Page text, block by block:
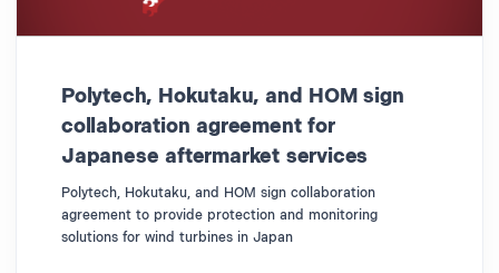
Polytech, Hokutaku, and HOM sign
collaboration agreement for
Japanese aftermarket services
Polytech, Hokutaku, and HOM sign collaboration
agreement to provide protection and monitoring
solutions for wind turbines in Japan